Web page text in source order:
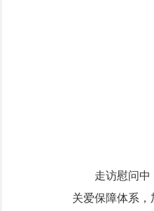
走访慰问中，
关爱保障体系，